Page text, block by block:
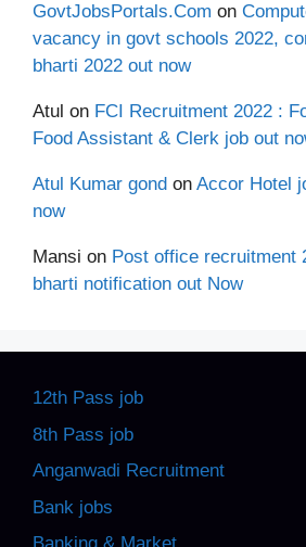
GovtJobsPortals.Com on
vacancy in govt schools 2022,
bharti 2022 out now
Atul on FCI Recruitment 2022 :
Food Assistant & Clerk job out
Atul Kumar gond on Accor Hotel
now
Mansi on Post office recruitment
bharti notification out Now
12th Pass job
8th Pass job
Anganwadi Recruitment
Bank jobs